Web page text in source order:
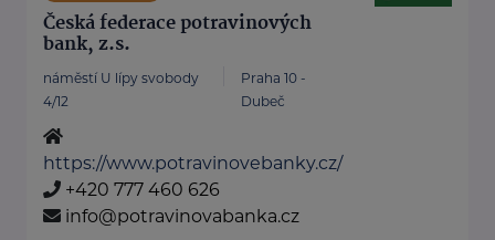
Česká federace potravinových
bank, z.s.
náměstí U lípy svobody
4/12
Praha 10 -
Dubeč
https://www.potravinovebanky.cz/
+420 777 460 626
info@potravinovabanka.cz